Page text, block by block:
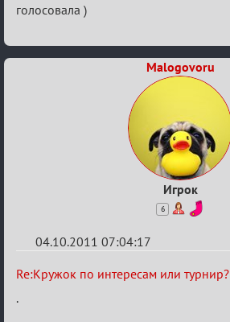
интересам
турнир?
голосовала )
Malogovoru
Игрок
6
04.10.2011 07:04:17
Re:
Кружок
Re:Кружок по интересам или турнир?
.